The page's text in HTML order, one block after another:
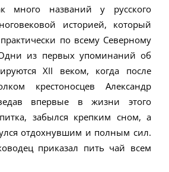
много названий у русского
историей, который
практически по всему Северному
из первых упоминаний об
XII веком, когда после
крестоносцев Александр
впервые в жизни этого
забылся крепким сном, а
отдохнувшим и полным сил.
приказал пить чай всем